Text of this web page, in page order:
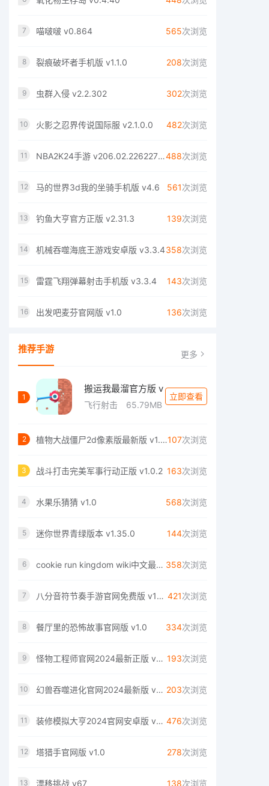
7 喵啵啵 v0.864 565次浏览
8 裂痕破坏者手机版 v1.1.0 208次浏览
9 虫群入侵 v2.2.302 302次浏览
10 火影之忍界传说国际服 v2.1.0.0 482次浏览
11 NBA2K24手游 v206.02.226227209488次浏览
12 马的世界3d我的坐骑手机版 v4.6 561次浏览
13 钓鱼大亨官方正版 v2.31.3 139次浏览
14 机械吞噬海底王游戏安卓版 v3.3.4358次浏览
15 雷霆飞翔弹幕射击手机版 v3.3.4 143次浏览
16 出发吧麦芬官网版 v1.0 136次浏览
推荐手游 更多
1
搬运我最溜官方版 v
飞行射击 65.79MB
立即查看
2 植物大战僵尸2d像素版最新版 v1.3.4107次浏览
3 战斗打击完美军事行动正版 v1.0.2 163次浏览
4 水果乐猜猜 v1.0 568次浏览
5 迷你世界青绿版本 v1.35.0 144次浏览
6 cookie run kingdom wiki中文最新版安卓版 v5.3.002 358次浏览
7 八分音符节奏手游官网免费版 v189.1.0 421次浏览
8 餐厅里的恐怖故事官网版 v1.0 334次浏览
9 怪物工程师官网2024最新正版 v3.0.0 193次浏览
10 幻兽吞噬进化官网2024最新版 v1.0 203次浏览
11 装修模拟大亨2024官网安卓版 v3.3.4 476次浏览
12 塔猎手官网版 v1.0 278次浏览
13 漂移挑战 v67 138次浏览